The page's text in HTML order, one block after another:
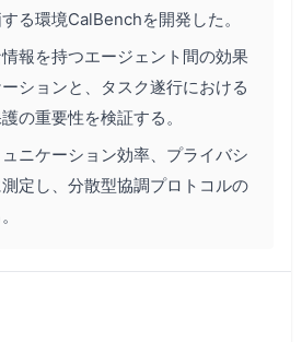
る環境CalBenchを開発した。
報を持つエージェント間の効果
ションと、タスク遂行における
の重要性を検証する。
ニケーション効率、プライバシ
定し、分散型協調プロトコルの